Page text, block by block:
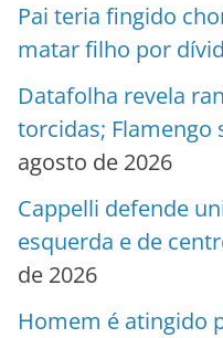
Pai teria fingido
matar filho por
Datafolha revela
torcidas; Flamengo
agosto de 2026
Cappelli defende
esquerda e de
de 2026
Homem é atingido